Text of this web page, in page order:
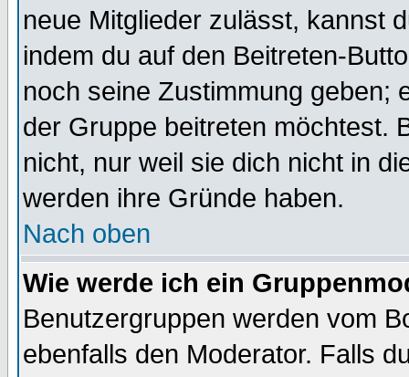
neue Mitglieder zulässt, kannst
indem du auf den Beitreten-
noch seine Zustimmung geben;
der Gruppe beitreten möchtest.
nicht, nur weil sie dich nicht in
werden ihre Gründe haben.
Nach oben
Wie werde ich ein
Benutzergruppen werden vom
ebenfalls den Moderator. Falls